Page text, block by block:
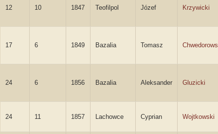
12 10 1847 Teofilpol Józef Krzywicki
17 6 1849 Bazalia Tomasz
24 6 1856 Bazalia Aleksander Gluzicki
24 11 1857 Lachowce Cyprian Wojtkowski